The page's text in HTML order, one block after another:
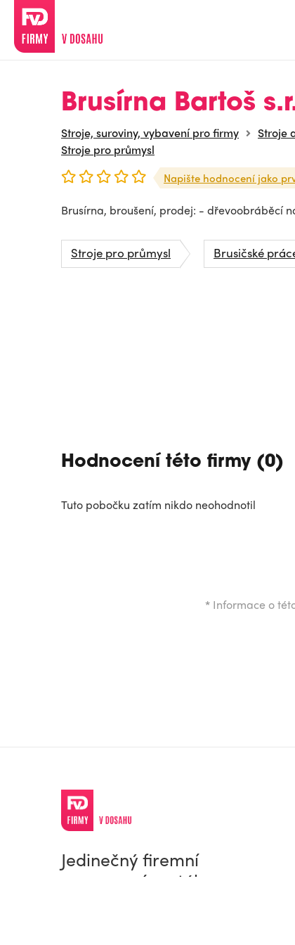
Brusírna Bartoš
Stroje, suroviny, vybavení pro firmy
Stroje
Stroje pro průmysl
Napište hodnocení jako
Brusírna, broušení, prodej: - dřevoobráběcí
Stroje pro průmysl Brusičské
Hodnocení této firmy (0)
Tuto pobočku zatím nikdo neohodnotil
* Informace o
Jedinečný firemní
a pracovní portál